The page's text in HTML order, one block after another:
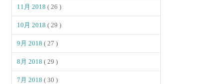
11月 2018( 26 )
10月 2018( 29 )
9月 2018( 27 )
8月 2018( 29 )
7月 2018( 30 )